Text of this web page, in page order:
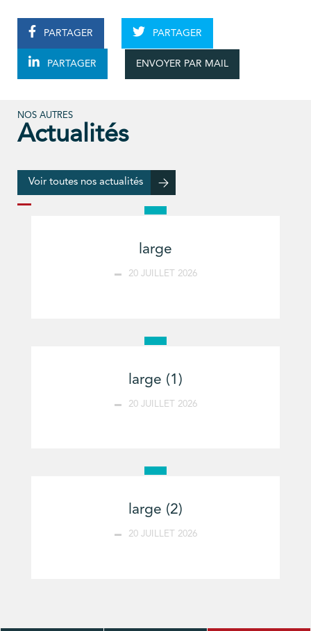
PARTAGER PARTAGER
PARTAGER ENVOYER PAR MAIL
NOS AUTRES
Actualités
Voir toutes nos actualités
large
20 JUILLET 2026
large (1)
20 JUILLET 2026
large (2)
20 JUILLET 2026